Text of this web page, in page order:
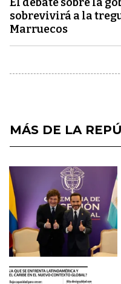
sobrevivirá a la
Marruecos
MÁS DE LA